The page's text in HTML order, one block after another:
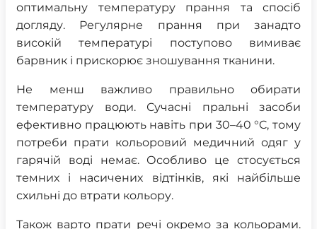
оптимальну температуру прання та спосіб
догляду. Регулярне прання при занадто
високій температурі поступово вимиває
барвник і прискорює зношування тканини.
Не менш важливо правильно обирати
температуру води. Сучасні пральні засоби
ефективно працюють навіть при 30–40 °C, тому
потреби прати кольоровий медичний одяг у
гарячій воді немає. Особливо це стосується
темних і насичених відтінків, які найбільше
схильні до втрати кольору.
Також варто прати речі окремо за кольорами.